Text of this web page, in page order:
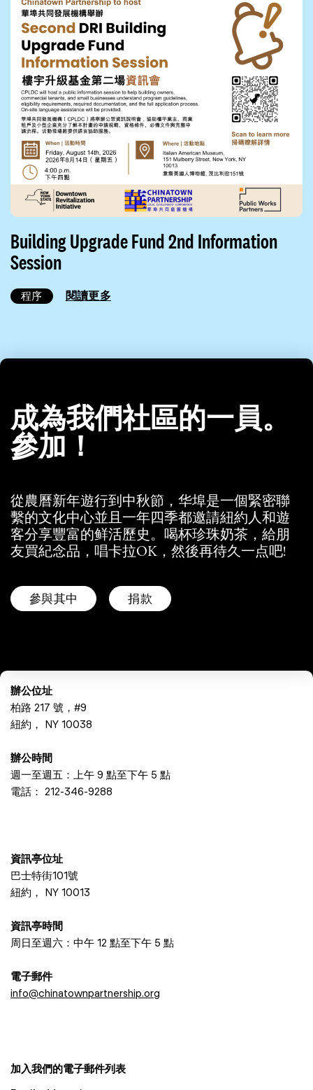
Building Upgrade Fund 2nd Information
Session
程序 閱讀更多
成為我們社區的一員。
參加！
從農曆新年遊行到中秋節，华埠是一個緊密聯
繫的文化中心並且一年四季都邀請紐約人和遊
客分享豐富的鲜活歷史。喝杯珍珠奶茶，給朋
友買紀念品，唱卡拉OK，然後再待久一点吧!
參與其中 捐款
辦公位址
柏路 217 號，#9
紐約， NY 10038
辦公時間
週一至週五：上午 9 點至下午 5 點
電話： 212-346-9288
資訊亭位址
巴士特街101號
紐約， NY 10013
資訊亭時間
周日至週六：中午 12 點至下午 5 點
電子郵件
info@chinatownpartnership.org
加入我們的電子郵件列表